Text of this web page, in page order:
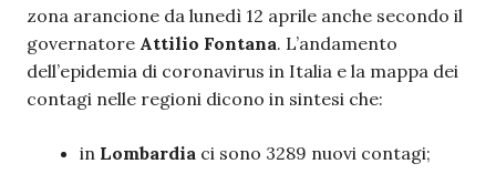
zona arancione da lunedì 12 aprile anche secondo il
governatore Attilio Fontana. L’andamento
dell’epidemia di coronavirus in Italia e la mappa dei
contagi nelle regioni dicono in sintesi che:
in Lombardia ci sono 3289 nuovi contagi;